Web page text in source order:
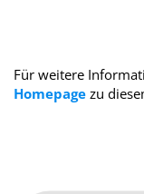
Für weitere
Homepage zu